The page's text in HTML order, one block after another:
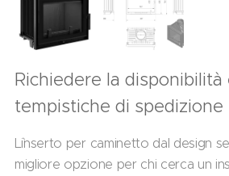
Richiedere la disponibilità
tempistiche di spedizione
L`inserto per caminetto dal design
migliore opzione per chi cerca un